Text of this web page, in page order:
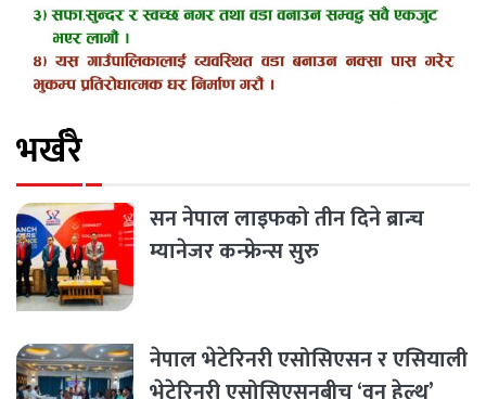
भर्खरै
सन नेपाल लाइफको तीन दिने ब्रान्च
म्यानेजर कन्फ्रेन्स सुरु
नेपाल भेटेरिनरी एसोसिएसन र एसियाली